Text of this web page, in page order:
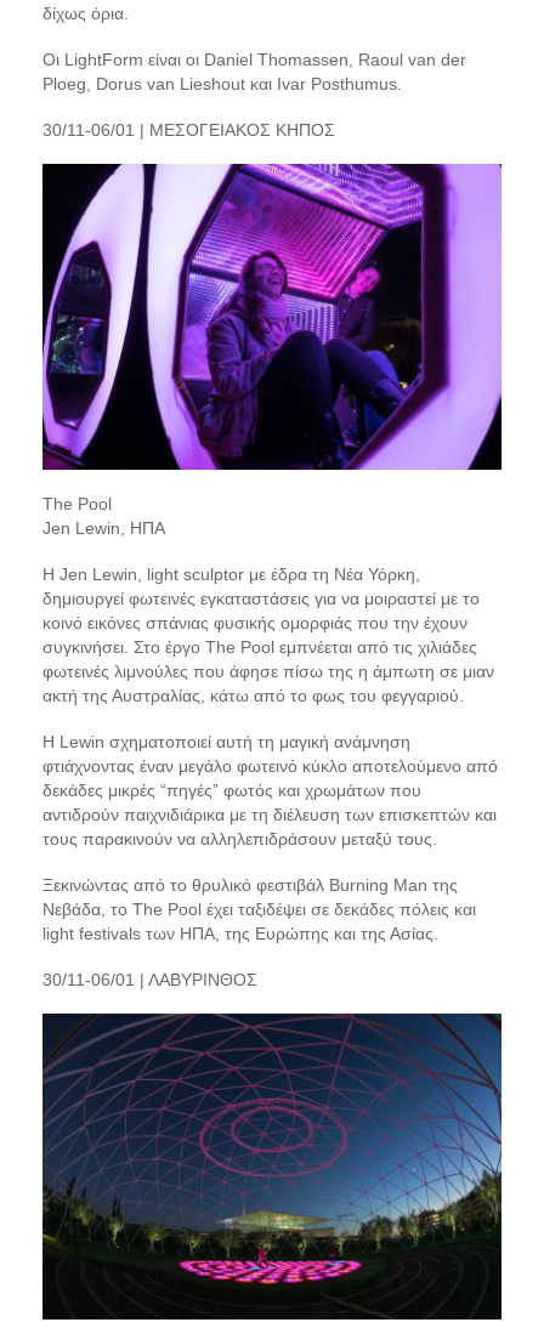
δίχως όρια.
Οι LightForm είναι οι Daniel Thomassen, Raoul van der
Ploeg, Dorus van Lieshout και Ivar Posthumus.
30/11-06/01 | ΜΕΣΟΓΕΙΑΚΟΣ ΚΗΠΟΣ
The Pool
Jen Lewin, ΗΠΑ
Η Jen Lewin, light sculptor με έδρα τη Νέα Υόρκη,
δημιουργεί φωτεινές εγκαταστάσεις για να μοιραστεί με το
κοινό εικόνες σπάνιας φυσικής ομορφιάς που την έχουν
συγκινήσει. Στο έργο The Pool εμπνέεται από τις χιλιάδες
φωτεινές λιμνούλες που άφησε πίσω της η άμπωτη σε μιαν
ακτή της Αυστραλίας, κάτω από το φως του φεγγαριού.
Η Lewin σχηματοποιεί αυτή τη μαγική ανάμνηση
φτιάχνοντας έναν μεγάλο φωτεινό κύκλο αποτελούμενο από
δεκάδες μικρές “πηγές” φωτός και χρωμάτων που
αντιδρούν παιχνιδιάρικα με τη διέλευση των επισκεπτών και
τους παρακινούν να αλληλεπιδράσουν μεταξύ τους.
Ξεκινώντας από το θρυλικό φεστιβάλ Burning Man της
Νεβάδα, το The Pool έχει ταξιδέψει σε δεκάδες πόλεις και
light festivals των ΗΠΑ, της Ευρώπης και της Ασίας.
30/11-06/01 | ΛΑΒΥΡΙΝΘΟΣ